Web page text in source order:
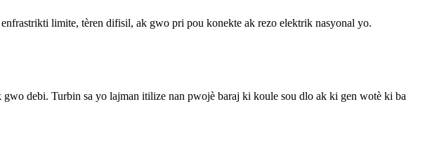
limite, tèren difisil, ak gwo pri pou konekte ak rezo elektrik nasyonal yo.
debi. Turbin sa yo lajman itilize nan pwojè baraj ki koule sou dlo ak ki gen wotè ki ba